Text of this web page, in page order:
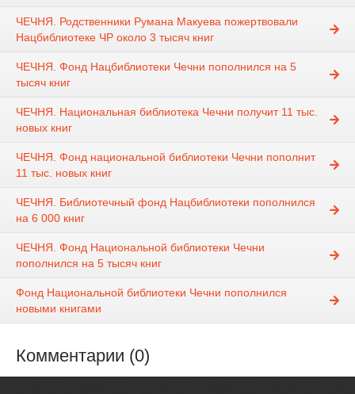
ЧЕЧНЯ. Родственники Румана Макуева пожертвовали
Нацбиблиотеке ЧР около 3 тысяч книг
ЧЕЧНЯ. Фонд Нацбиблиотеки Чечни пополнился на 5
тысяч книг
ЧЕЧНЯ. Национальная библиотека Чечни получит 11 тыс.
новых книг
ЧЕЧНЯ. Фонд национальной библиотеки Чечни пополнит
11 тыс. новых книг
ЧЕЧНЯ. Библиотечный фонд Нацбиблиотеки пополнился
на 6 000 книг
ЧЕЧНЯ. Фонд Национальной библиотеки Чечни
пополнился на 5 тысяч книг
Фонд Национальной библиотеки Чечни пополнился
новыми книгами
Комментарии (0)